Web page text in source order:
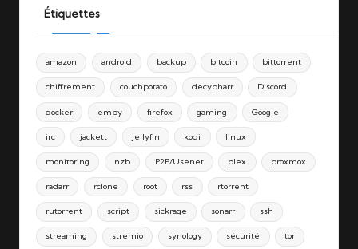
Étiquettes
amazon android backup bitcoin bittorrent
chiffrement couchpotato decypharr Discord
docker emby firefox gaming Google
irc jackett jellyfin kodi linux
monitoring nzb P2P/Usenet plex proxmox
radarr rclone root rss rtorrent
rutorrent script sickrage sonarr ssh
streaming stremio synology sécurité tor